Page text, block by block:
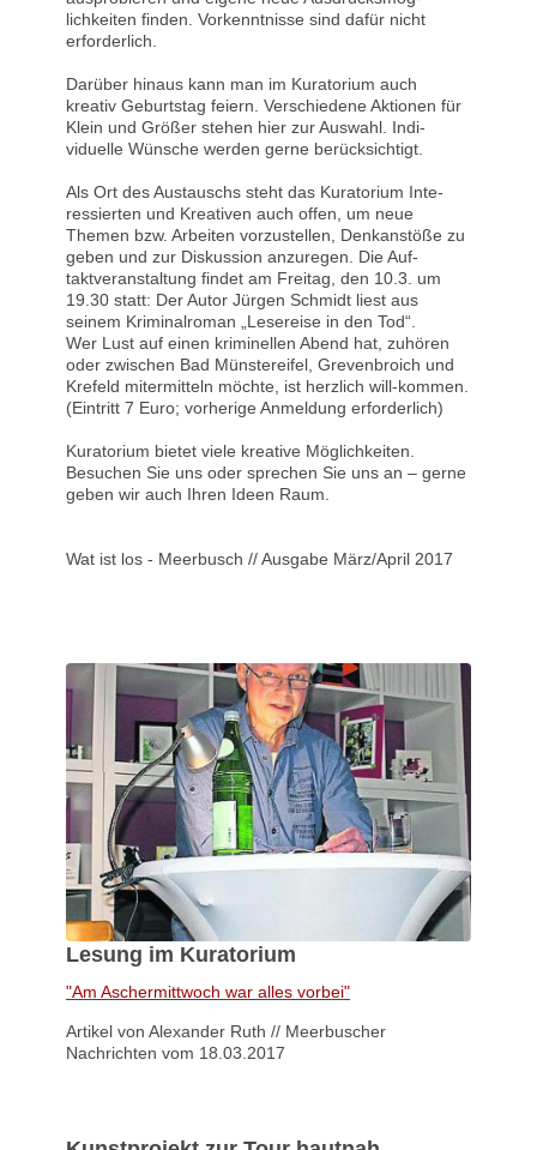
lichkeiten finden. Vorkenntnisse sind dafür nicht
erforderlich.
Darüber hinaus kann man im Kuratorium auch
kreativ Geburtstag feiern. Verschiedene Aktionen für
Klein und Größer stehen hier zur Auswahl. Indi-
viduelle Wünsche werden gerne berücksichtigt.
Als Ort des Austauschs steht das Kuratorium Inte-
ressierten und Kreativen auch offen, um neue
Themen bzw. Arbeiten vorzustellen, Denkanstöße zu
geben und zur Diskussion anzuregen. Die Auf-
taktveranstaltung findet am Freitag, den 10.3. um
19.30 statt: Der Autor Jürgen Schmidt liest aus
seinem Kriminalroman „Lesereise in den Tod“.
Wer Lust auf einen kriminellen Abend hat, zuhören
oder zwischen Bad Münstereifel, Grevenbroich und
Krefeld mitermitteln möchte, ist herzlich will-kommen.
(Eintritt 7 Euro; vorherige Anmeldung erforderlich)
Kuratorium bietet viele kreative Möglichkeiten.
Besuchen Sie uns oder sprechen Sie uns an – gerne
geben wir auch Ihren Ideen Raum.
Wat ist los - Meerbusch // Ausgabe März/April 2017
Lesung im Kuratorium
"Am Aschermittwoch war alles vorbei"
Artikel von Alexander Ruth // Meerbuscher
Nachrichten vom 18.03.2017